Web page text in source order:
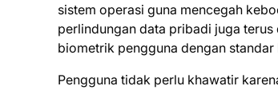
sistem operasi guna mencegah
perlindungan data pribadi juga
biometrik pengguna dengan
Pengguna tidak perlu khawatir